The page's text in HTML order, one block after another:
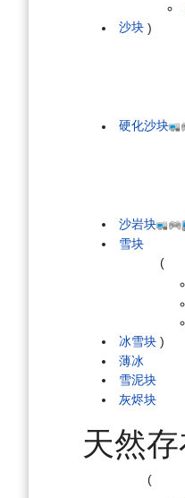
沙块 )
硬化沙块
沙岩块
雪块
冰雪块
(
)
薄冰
雪泥块
灰烬块
天然
(